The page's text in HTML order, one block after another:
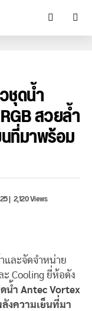
ชุดน้ำ
สวยล้ำ
ที่มาพร้อม
| 2,120 Views
และจัดจำหน่าย
ะ Cooling ยี่ห้อดัง
น้ำ Antec Vortex
ลังความเย็นที่มา